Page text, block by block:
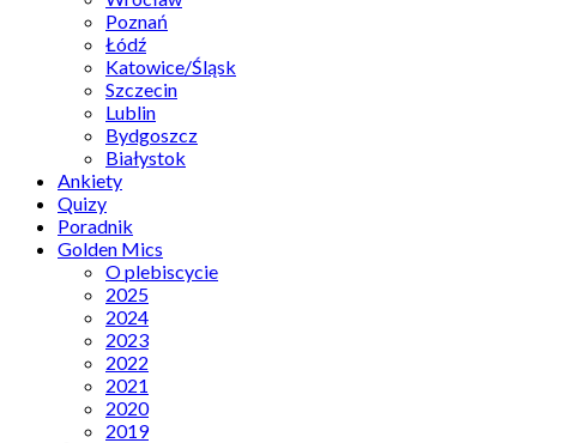
Poznań
Łódź
Katowice/Śląsk
Szczecin
Lublin
Bydgoszcz
Białystok
Ankiety
Quizy
Poradnik
Golden Mics
O plebiscycie
2025
2024
2023
2022
2021
2020
2019